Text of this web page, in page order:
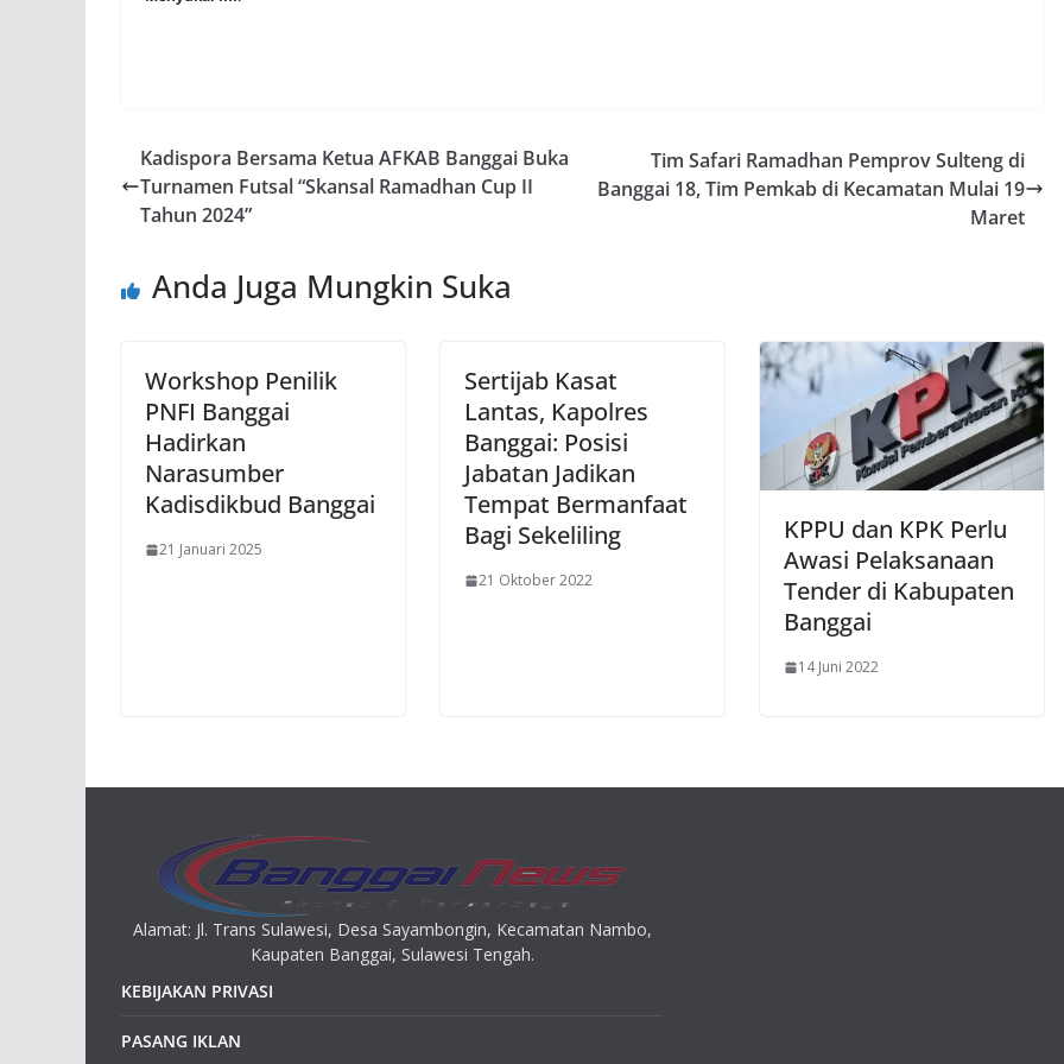
Kadispora Bersama Ketua AFKAB Banggai Buka
Turnamen Futsal “Skansal Ramadhan Cup II
Tahun 2024”
Tim Safari Ramadhan Pemprov Sulteng di
Banggai 18, Tim Pemkab di Kecamatan Mulai 19
Maret
Anda Juga Mungkin Suka
Workshop Penilik
PNFI Banggai
Hadirkan
Narasumber
Kadisdikbud Banggai
21 Januari 2025
Sertijab Kasat
Lantas, Kapolres
Banggai: Posisi
Jabatan Jadikan
Tempat Bermanfaat
Bagi Sekeliling
21 Oktober 2022
KPPU dan KPK Perlu
Awasi Pelaksanaan
Tender di Kabupaten
Banggai
14 Juni 2022
Alamat: Jl. Trans Sulawesi, Desa Sayambongin, Kecamatan Nambo,
Kaupaten Banggai, Sulawesi Tengah.
KEBIJAKAN PRIVASI
PASANG IKLAN